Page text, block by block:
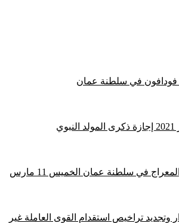
في سلطنة عمان
في سلطنة عمان الخميس 11 مارس
تراخيص استقدام القوى العاملة غير